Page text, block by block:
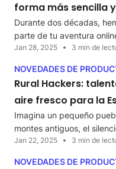
forma más sencilla
Durante dos décadas,
parte de tu aventura
Jan 28, 2025 3 min de
NOVEDADES DE
Rural Hackers:
aire fresco para la
Imagina un pequeño
montes antiguos, el
Jan 22, 2025 3 min de
NOVEDADES DE